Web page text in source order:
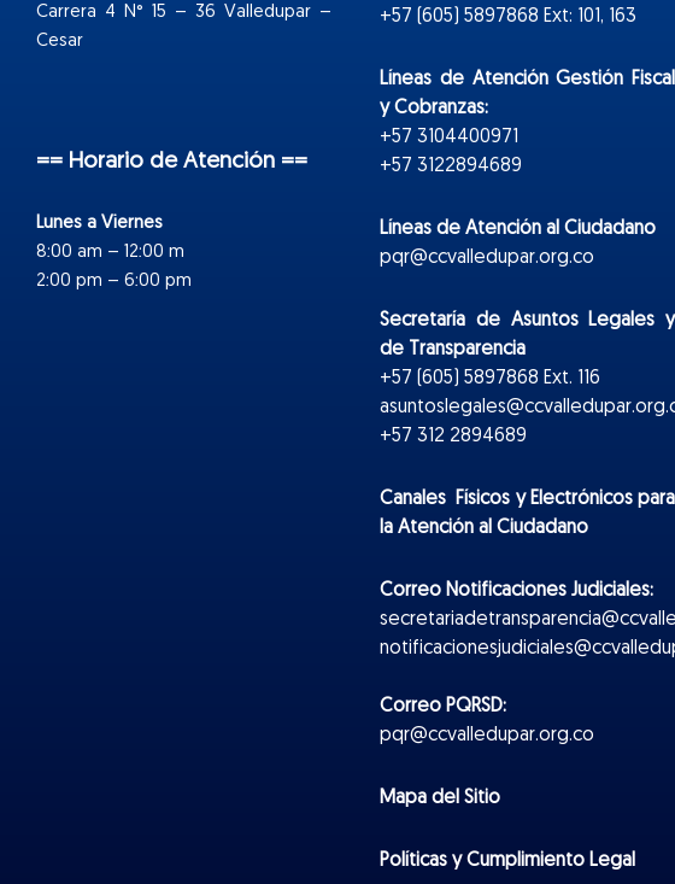
Carrera 4 N° 15 – 36 Valledupar –
Cesar
== Horario de Atención ==
Lunes a Viernes
8:00 am – 12:00 m
2:00 pm – 6:00 pm
+57 (605) 5897868 Ext: 101, 163
Líneas de Atención Gestión Fiscal
y Cobranzas:
+57 3104400971
+57 3122894689
Líneas de Atención al Ciudadano
pqr@ccvalledupar.org.co
Secretaría de Asuntos Legales y
de Transparencia
+57 (605) 5897868 Ext. 116
+57 312 2894689
Canales Físicos yElectrónicospara
la Atención al Ciudadano
Correo Notificaciones Judiciales:
Correo PQRSD:
pqr@ccvalledupar.org.co
Mapa del Sitio
Políticas y Cumplimiento Legal